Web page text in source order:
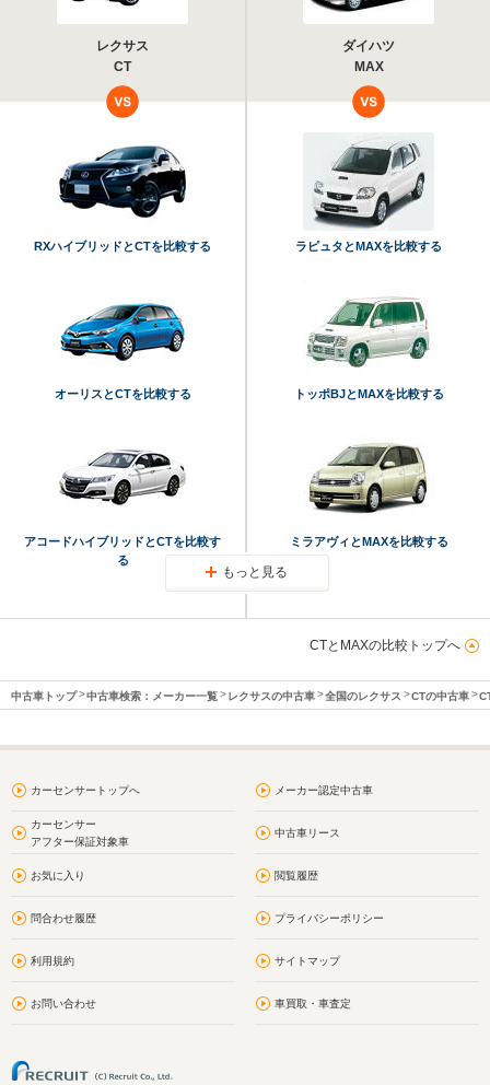
レクサス
CT
ダイハツ
MAX
RXハイブリッドとCTを比較する
オーリスとCTを比較する
アコードハイブリッドとCTを比較す
る
ラピュタとMAXを比較する
トッポBJとMAXを比較する
ミラアヴィとMAXを比較する
もっと見る
CTとMAXの比較トップへ
中古車トップ 中古車検索：メーカー一覧 レクサスの中古車 全国のレクサス CTの中古車
カーセンサートップへ メーカー認定中古車
カーセンサー
アフター保証対象車
中古車リース
お気に入り 閲覧履歴
問合わせ履歴 プライバシーポリシー
利用規約 サイトマップ
お問い合わせ 車買取・車査定